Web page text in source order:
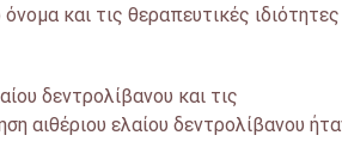
και τις θεραπευτικές ιδιότητες
δεντρολίβανου και τις
αιθέριου ελαίου δεντρολίβανου